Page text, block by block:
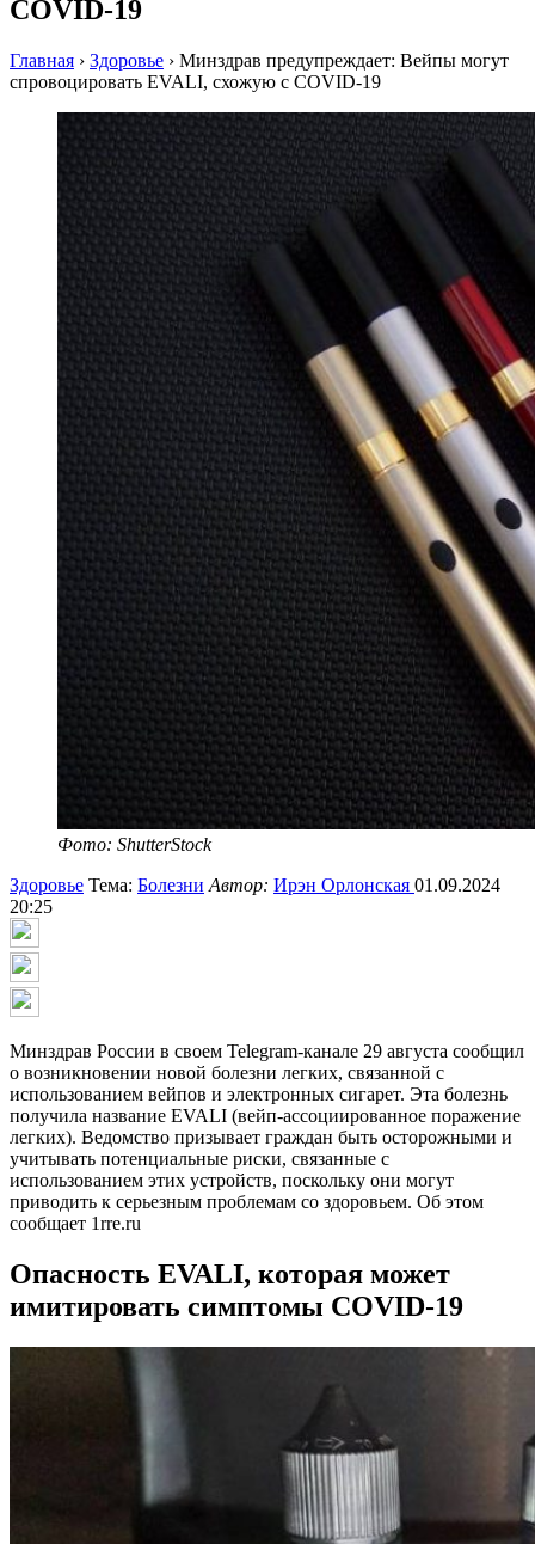
COVID-19
Главная › Здоровье › Минздрав предупреждает: Вейпы могут
спровоцировать EVALI, схожую с COVID-19
Фото: ShutterStock
Здоровье Тема: Болезни Автор: Ирэн Орлонская 01.09.2024
20:25
Минздрав России в своем Telegram-канале 29 августа сообщил
о возникновении новой болезни легких, связанной с
использованием вейпов и электронных сигарет. Эта болезнь
получила название EVALI (вейп-ассоциированное поражение
легких). Ведомство призывает граждан быть осторожными и
учитывать потенциальные риски, связанные с
использованием этих устройств, поскольку они могут
приводить к серьезным проблемам со здоровьем. Об этом
сообщает 1rre.ru
Опасность EVALI, которая может
имитировать симптомы COVID-19